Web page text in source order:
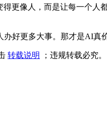
更像人，而是让每一个
好更多大事。那才是AI真
转载说明 ；违规转载必究。